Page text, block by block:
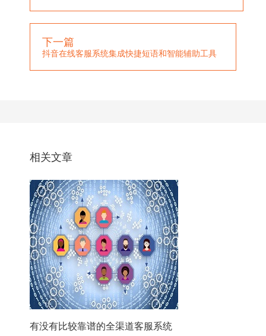
下一篇
抖音在线客服系统集成快捷短语和智能辅助工具
相关文章
有没有比较靠谱的全渠道客服系统